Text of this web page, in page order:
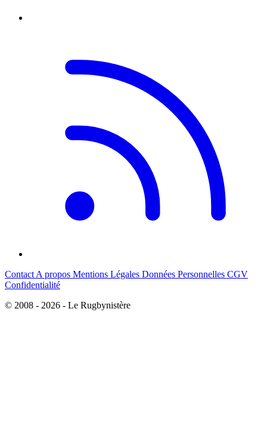
Contact A propos Mentions Légales Données Personnelles CGV
Confidentialité
© 2008 - 2026 - Le Rugbynistère